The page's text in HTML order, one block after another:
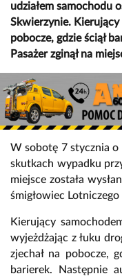
udziałem samochodu
Skwierzynie. Kierujący
pobocze, gdzie ściął
Pasażer zginął na
W sobotę 7 stycznia o
skutkach wypadku
miejsce została
śmigłowiec
Kierujący
wyjeżdżając z łuku
zjechał na pobocze,
barierek. Następnie